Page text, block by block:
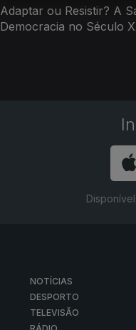
Adaptar ou Resistir? A
Democracia no Século
NOTÍCIAS
DESPORTO
TELEVISÃO